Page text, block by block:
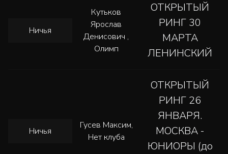
Ничья
Кутьков
Ярослав
Денисович ,
Олимп
ОТКРЫТЫЙ
РИНГ 30
МАРТА
ЛЕНИНСКИЙ
Ничья
Гусев Максим,
Нет клуба
ОТКРЫТЫЙ
РИНГ 26
ЯНВАРЯ.
МОСКВА -
ЮНИОРЫ (до